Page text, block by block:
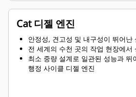
Cat 디젤 엔진
안정성, 견고성 및 내구성이 뛰어난
전 세계의 수천 곳의 작업 현장에서
최소 중량 설계로 일관된 성능과 뛰
행정 사이클 디젤 엔진